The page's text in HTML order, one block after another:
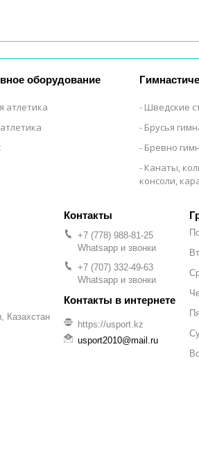
оборудование
атлетика
Шведские
Брусья
Бревно
Канаты,
консоли,
Казахстан
+7 (778) 988-81-25
Whatsapp и звонки
+7 (707) 332-49-63
Whatsapp и звонки
https://usport.kz
usport2010@mail.ru